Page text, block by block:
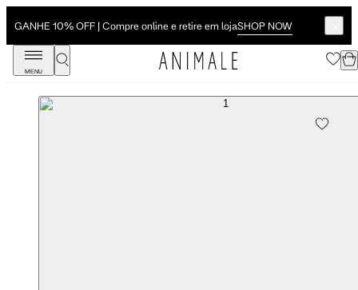
GANHE 10% OFF | Compre online e retire em lojaSHOP NOW
MENU